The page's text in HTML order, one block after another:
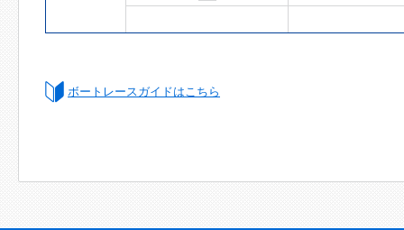
ボートレースガイドはこちら